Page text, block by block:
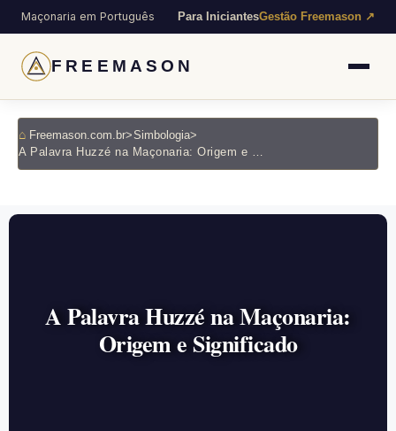
Maçonaria em Português Para IniciantesGestão Freemason ↗
FREEMASON
Freemason.com.br>Simbologia>
A Palavra Huzzé na Maçonaria:
Origem e Significado